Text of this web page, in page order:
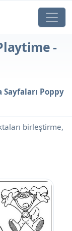
-
Sayfaları Poppy
birleştirme,